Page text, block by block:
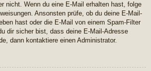
nicht. Wenn du eine E-Mail erhalten hast, folge
Ansonsten prüfe, ob du deine E-Mail-
hast oder die E-Mail von einem Spam-Filter
dir sicher bist, dass deine E-Mail-Adresse
dann kontaktiere einen Administrator.